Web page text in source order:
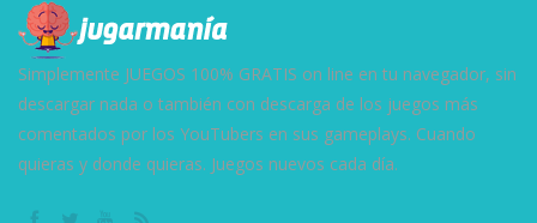
Simplemente JUEGOS 100% GRATIS on line en tu navegador, sin
descargar nada o también con descarga de los juegos más
comentados por los YouTubers en sus gameplays. Cuando
quieras y donde quieras. Juegos nuevos cada día.